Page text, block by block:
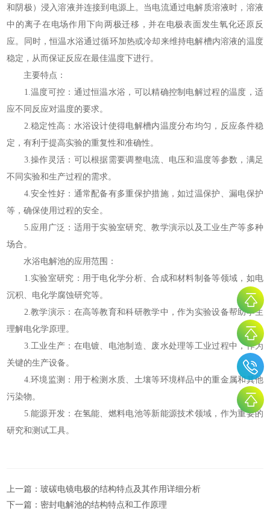
和阴极）浸入溶液并连接到电源上。当电流通过电解质溶液时，溶液
中的离子在电场作用下向两极迁移，并在电极表面发生氧化还原反
应。同时，恒温水浴通过循环加热或冷却来维持电解槽内溶液的温度
稳定，从而保证反应在最佳温度下进行。
主要特点：
1.温度可控：通过恒温水浴，可以精确控制电解过程的温度，适
应不同反应对温度的要求。
2.稳定性高：水浴设计使得电解槽内温度分布均匀，反应条件稳
定，有利于提高实验的重复性和准确性。
3.操作灵活：可以根据需要调整电流、电压和温度等参数，满足
不同实验和生产过程的需求。
4.安全性好：通常配备有多重保护措施，如过温保护、漏电保护
等，确保使用过程的安全。
5.应用广泛：适用于实验室研究、教学演示以及工业生产等多种
场合。
水浴电解池的应用范围：
1.实验室研究：用于电化学分析、合成和材料制备等领域，如电
沉积、电化学腐蚀研究等。
2.教学演示：在高等教育和科研教学中，作为实验设备帮助学生
理解电化学原理。
3.工业生产：在电镀、电池制造、废水处理等工业过程中，作为
关键的生产设备。
4.环境监测：用于检测水质、土壤等环境样品中的重金属和其他
污染物。
5.能源开发：在氢能、燃料电池等新能源技术领域，作为重要的
研究和测试工具。
上一篇：玻碳电镜电极的结构特点及其作用详细分析
下一篇： 密封电解池的结构特点和工作原理